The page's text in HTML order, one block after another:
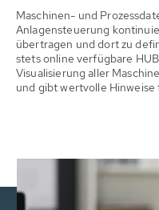
Maschinen- und
Anlagensteuerung
übertragen und dort zu
stets online verfügbare
Visualisierung aller
und gibt wertvolle